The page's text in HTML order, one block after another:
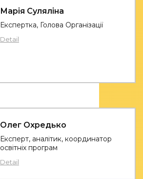
Марія Суляліна
Експертка, Голова Організації
Detail
Олег Охредько
Експерт, аналітик, координатор
освітніх програм
Detail